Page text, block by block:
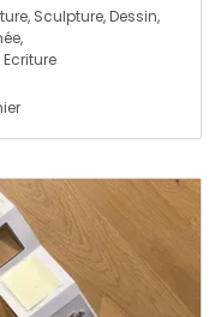
Sculpture, Dessin,